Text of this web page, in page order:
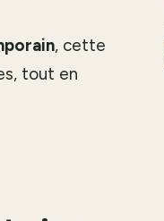
, cette
tout en